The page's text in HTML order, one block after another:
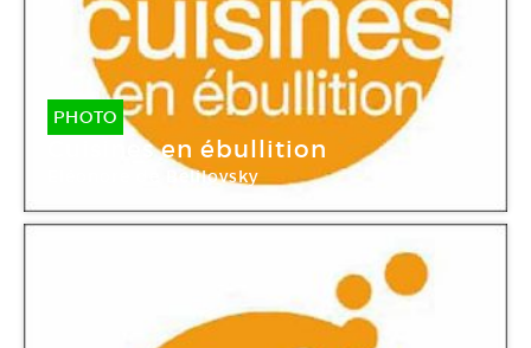
PHOTO
Cuisines en ébullition
Eléonore de Belilovsky